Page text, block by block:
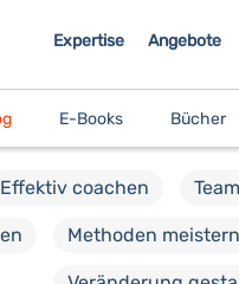
Expertise Angebote
E-Books Bücher
Effektiv coachen
Methoden meistern